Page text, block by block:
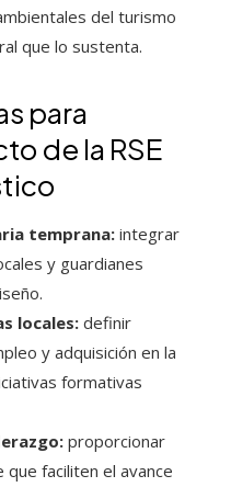
del turismo
que lo sustenta.
para
de la RSE
temprana:integrar
y guardianes
locales: definir
y adquisición en la
formativas
proporcionar
faciliten el avance